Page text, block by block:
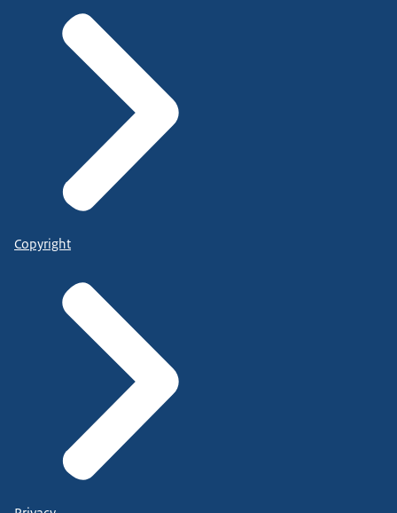
Copyright